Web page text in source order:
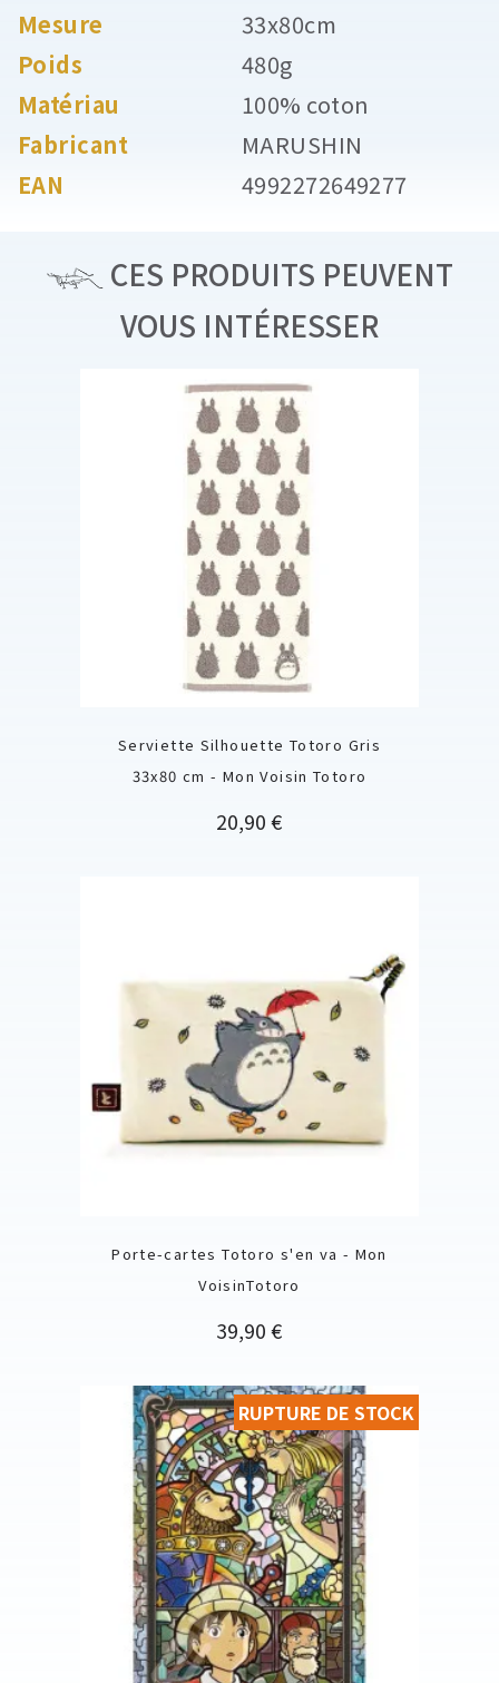
Mesure
33x80cm
Poids
480g
Matériau
100% coton
Fabricant
MARUSHIN
EAN
4992272649277
CES PRODUITS PEUVENT
VOUS INTÉRESSER
Serviette Silhouette Totoro Gris
33x80 cm - Mon Voisin Totoro
Prix
20,90 €
Porte-cartes Totoro s'en va - Mon
VoisinTotoro
Prix
39,90 €
RUPTURE DE STOCK